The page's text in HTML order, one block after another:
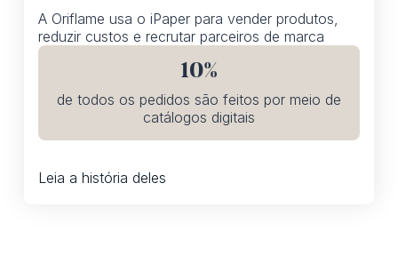
A Oriflame usa o iPaper para vender produtos,
reduzir custos e recrutar parceiros de marca
10%
de todos os pedidos são feitos por meio de
catálogos digitais
Leia a história deles